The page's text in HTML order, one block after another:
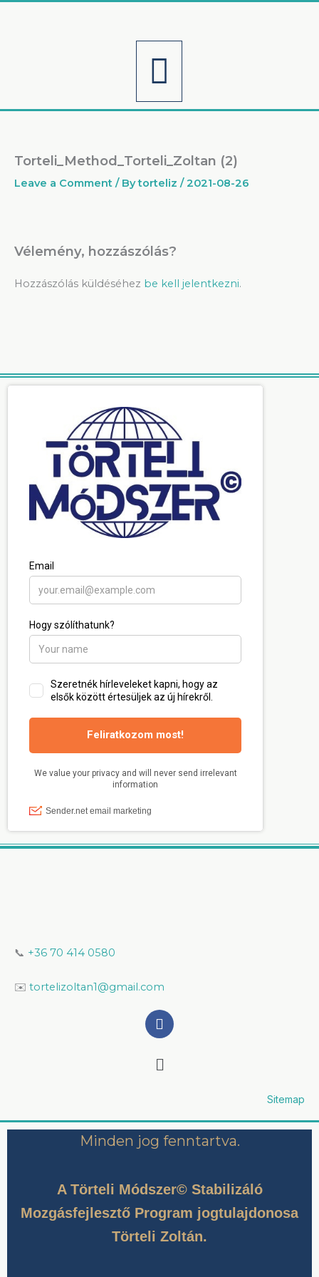
Menu
Torteli_Method_Torteli_Zoltan (2)
Leave a Comment / Bytorteliz /2021-08-26
Vélemény, hozzászólás?
Hozzászólás küldéséhez be kell jelentkezni.
📞 +36 70 414 0580
✉️ tortelizoltan1@gmail.com
F
a
e
b
Menu
Sitemap
Minden jog fenntartva.
A Törteli Módszer© Stabilizáló
Mozgásfejlesztő Program jogtulajdonosa
Törteli Zoltán.